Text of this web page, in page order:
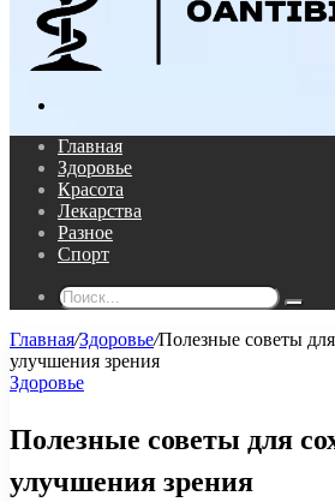
Главная
Здоровье
Красота
Лекарства
Разное
Спорт
Главная/Здоровье/Полезные советы
улучшения зрения
Здоровье
Полезные советы для
улучшения зрения